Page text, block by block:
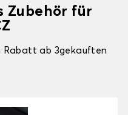
Zubehör für
Rabatt ab 3gekauften